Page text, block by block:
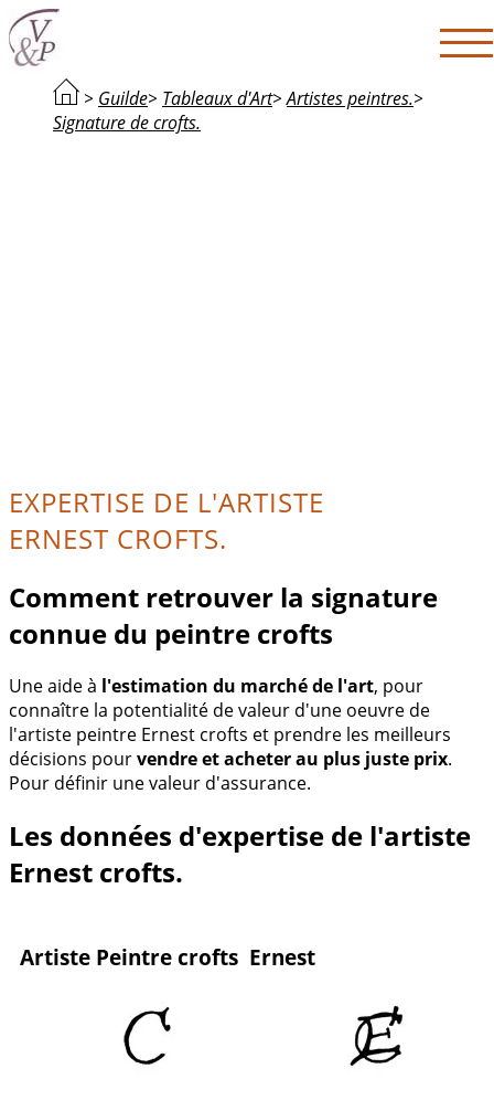
> Guilde> Tableaux d'Art>Artistes peintres.>
Signature de crofts.
EXPERTISE DE L'ARTISTE
ERNEST CROFTS.
Comment retrouver la signature
connue du peintre crofts
Une aide à l'estimation du marché de l'art, pour
connaître la potentialité de valeur d'une oeuvre de
l'artiste peintre Ernest crofts et prendre les meilleurs
décisions pourvendre et acheter au plus juste prix.
Pour définir une valeur d'assurance.
Les données d'expertise de l'artiste
Ernest crofts.
Artiste Peintre crofts Ernest